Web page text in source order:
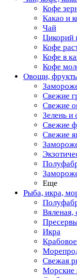
Кофе
Какао и
Чай
Цикорий
Кофе
Кофе в
Кофе
Овощи,
Свежие
Свежие
Зелень и
Свежие
Свежие
Еще
Рыба, икра,
Вяленая,
Икра
Свежая
Морские